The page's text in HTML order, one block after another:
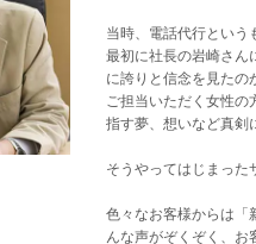
当時、電話代行という
最初に社長の岩崎さん
に誇りと信念を見たの
ご担当いただく女性
指す夢、想いなど真剣
そうやってはじまった
色々なお客様からは「
んな声がぞくぞく、お